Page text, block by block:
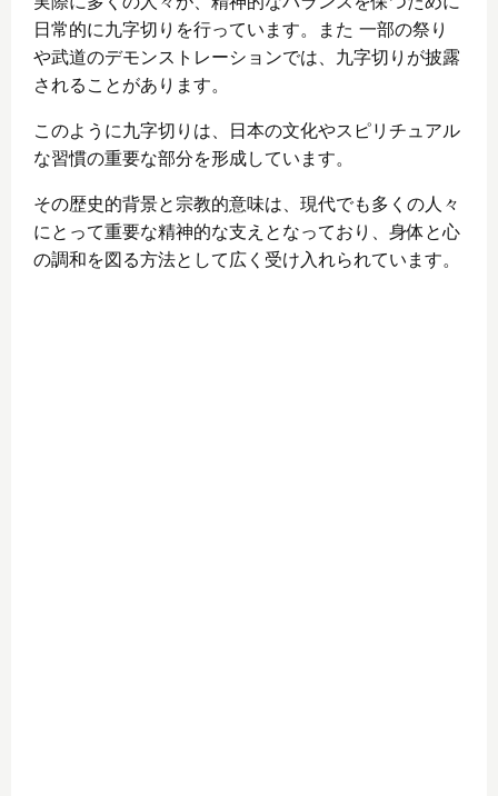
日常的に九字切りを行っています。また 一部の祭り
や武道のデモンストレーションでは、九字切りが披露
されることがあります。
このように九字切りは、日本の文化やスピリチュアル
な習慣の重要な部分を形成しています。
その歴史的背景と宗教的意味は、現代でも多くの人々
にとって重要な精神的な支えとなっており、身体と心
の調和を図る方法として広く受け入れられています。